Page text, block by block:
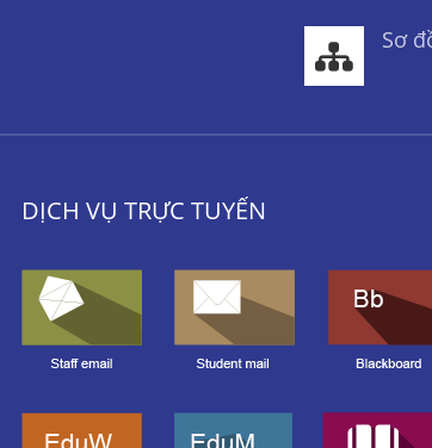
Sơ
DỊCH VỤ TRỰC TUYẾN